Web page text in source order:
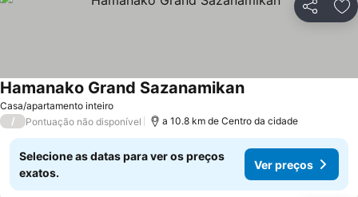
Partilhar
Casa/apartamento inteiro
Hamanako Grand SazanamikanVer preços
/ Pontuação não disponível a 10.8 km de Centro da cidade
Selecione as datas para ver os preços
exatos.
Ver preços